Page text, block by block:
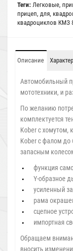
Теги: Легковые,
прицеп, для,
квадроциклов КМЗ
Описание
Автомобильный
мототехники, и
По желанию
комплектуется
Kober с хомутом,
Kober с фалом до
запасным
функция
Y-образное
усиленный
рама
сцепное
импортная
Обращаем
вносить